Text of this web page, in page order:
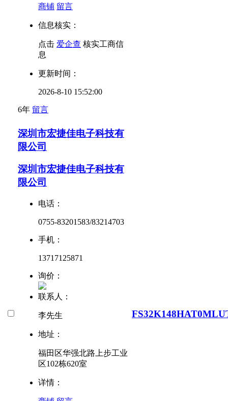
商铺 留言
信息核实：
点击 爱企查 核实工商信
息
更新时间：
2026-8-10 15:52:00
6年 留言
深圳市宏捷佳电子科技有
限公司
深圳市宏捷佳电子科技有
限公司
电话：
0755-83201583/83214703
手机：
13717125871
询价：
联系人：
李先生
地址：
福田区华强北路上步工业
区102栋620室
详情：